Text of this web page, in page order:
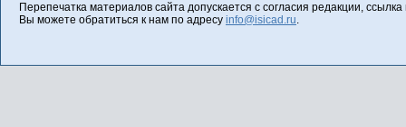
Перепечатка материалов сайта допускается с согласия редакции,
Вы можете обратиться к нам по адресу info@isicad.ru.